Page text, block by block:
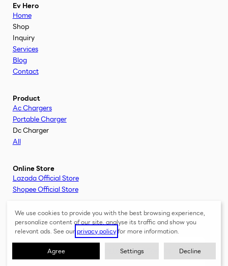
Ev Hero
Home
Shop
Inquiry
Services
Blog
Contact
Product
Ac Chargers
Portable Charger
Dc Charger
All
Online Store
Lazada Official Store
Shopee Official Store
Connect
EV HERO © 2026 Terms and Conditions
We use cookies to provide you with the best browsing experience,
personalize content of our site, analyse its traffic and show you
relevant ads. See our privacy policy for more information.
Agree Settings Decline
EN